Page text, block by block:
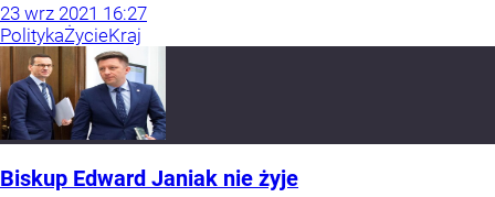
23 wrz 2021 16:27
PolitykaŻycieKraj
Biskup Edward Janiak nie żyje